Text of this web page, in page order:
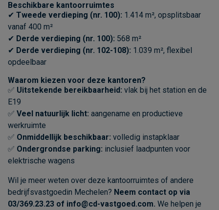
Beschikbare kantoorruimtes
✔ Tweede verdieping (nr. 100): 1.414 m², opsplitsbaar
vanaf 400 m²
✔ Derde verdieping (nr. 100): 568 m²
✔ Derde verdieping (nr. 102-108): 1.039 m², flexibel
opdeelbaar
Waarom kiezen voor deze kantoren?
✅ Uitstekende bereikbaarheid: vlak bij het station en de
E19
✅ Veel natuurlijk licht: aangename en productieve
werkruimte
✅ Onmiddellijk beschikbaar: volledig instapklaar
✅ Ondergrondse parking: inclusief laadpunten voor
elektrische wagens
Wil je meer weten over deze kantoorruimtes of andere
bedrijfsvastgoedin Mechelen? Neem contact op via
03/369.23.23 of info@cd-vastgoed.com. We helpen je